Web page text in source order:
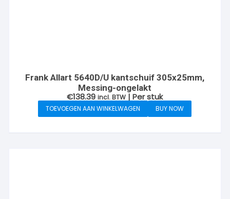
Frank Allart 5640D/U kantschuif 305x25mm,
Messing-ongelakt
€138.39 incl. BTW | Per stuk
TOEVOEGEN AAN WINKELWAGEN BUY NOW